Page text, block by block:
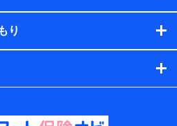
の実施のため
の実施のため
理等付帯業務を行うため
り